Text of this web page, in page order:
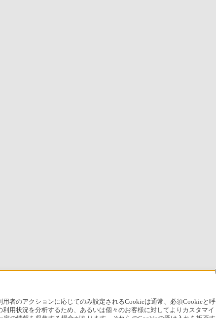
者のアクションに応じてのみ設定されるCookieは通常、必須Cookieと呼
用状況を分析するため、あるいは個々のお客様に対してよりカスタマイ